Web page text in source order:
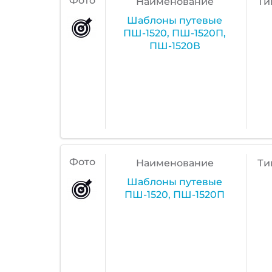
Шаблоны путевые
ПШ-1520, ПШ-1520П,
ПШ-1520В
Фото
Наименование
Шаблоны путевые
ПШ-1520, ПШ-1520П